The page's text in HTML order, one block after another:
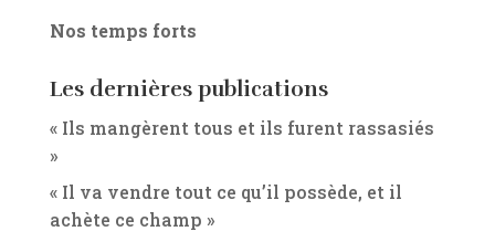
Nos temps forts
Les dernières publications
« Ils mangèrent tous et ils furent rassasiés
»
« Il va vendre tout ce qu’il possède, et il
achète ce champ »